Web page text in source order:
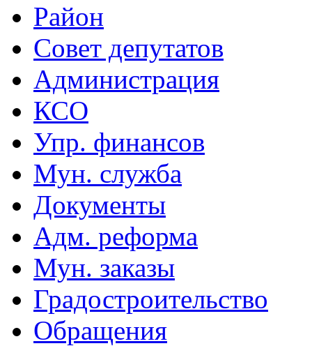
Район
Совет депутатов
Администрация
КСО
Упр. финансов
Мун. служба
Документы
Адм. реформа
Мун. заказы
Градостроительство
Обращения